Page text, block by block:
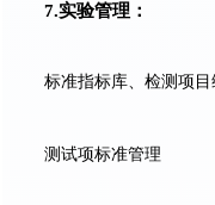
7.实验管理：
标准指标库、检测项目
测试项标准管理